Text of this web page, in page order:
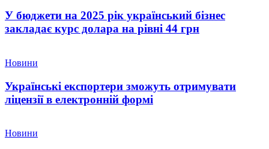
У бюджети на 2025 рік український бізнес
закладає курс долара на рівні 44 грн
Новини
Українські експортери зможуть отримувати
ліцензії в електронній формі
Новини